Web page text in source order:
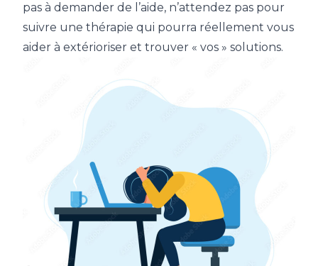
pas à demander de l’aide, n’attendez pas pour
suivre une thérapie qui pourra réellement vous
aider à extérioriser et trouver « vos » solutions.